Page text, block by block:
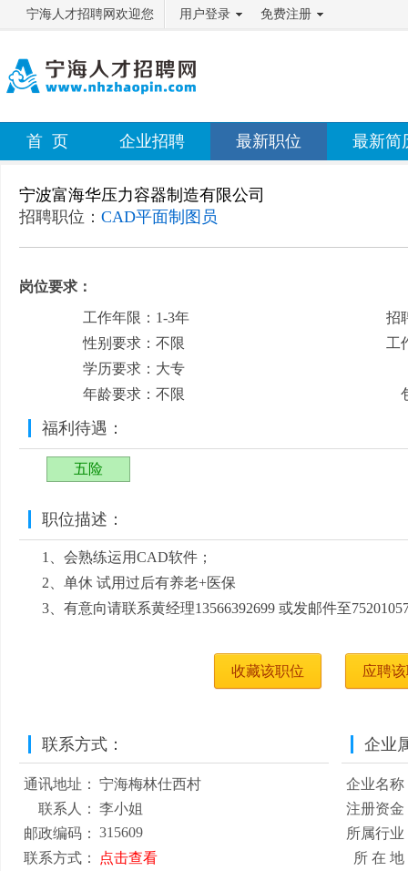
宁海人才招聘网欢迎您 用户登录 免费注册
首 页 企业招聘 最新职位 最新简
宁波富海华压力容器制造有限公司
招聘职位： CAD平面制图员
岗位要求：
工作年限：1-3年
性别要求：不限
学历要求：大专
年龄要求：不限
招
工
福利待遇：
五险
职位描述：
1、会熟练运用CAD软件；
2、单休 试用过后有养老+医保
3、有意向请联系黄经理13566392699 或发邮件至
收藏该职位 应聘
联系方式：
通讯地址：
宁海梅林仕西村
联系人：
李小姐
邮政编码：
315609
联系方式：
点击查看
企业
企业名称
注册资金
所属行业
所 在 地